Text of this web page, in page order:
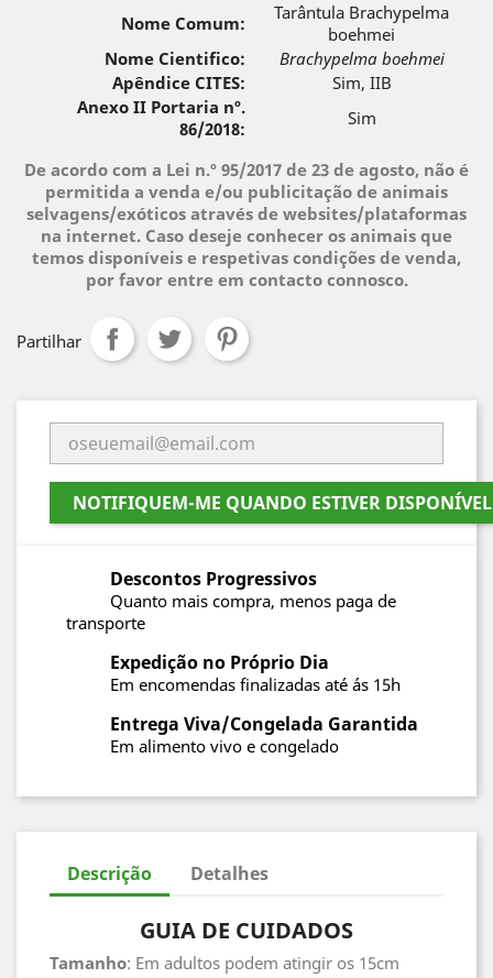
Nome Comum:
Tarântula Brachypelma
boehmei
Nome Cientifico:
Brachypelma boehmei
Apêndice CITES:
Sim, IIB
Anexo II Portaria nº.
86/2018:
Sim
De acordo com a Lei n.º 95/2017 de 23 de agosto, não é
permitida a venda e/ou publicitação de animais
selvagens/exóticos através de websites/plataformas
na internet. Caso deseje conhecer os animais que
temos disponíveis e respetivas condições de venda,
por favor entre em contacto connosco.
Partilhar
NOTIFIQUEM-ME QUANDO ESTIVER DISPONÍVEL
Descontos Progressivos
Quanto mais compra, menos paga de
transporte
Expedição no Próprio Dia
Em encomendas finalizadas até ás 15h
Entrega Viva/Congelada Garantida
Em alimento vivo e congelado
Descrição Detalhes
GUIA DE CUIDADOS
Tamanho: Em adultos podem atingir os 15cm